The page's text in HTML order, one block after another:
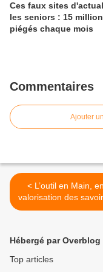
Ces faux sites
les seniors : 15
piégés chaque mois
Commentaires
Ajouter
< L’outil en Main, entre
valorisation des
et transmission
Hébergé par Overblog
Top articles